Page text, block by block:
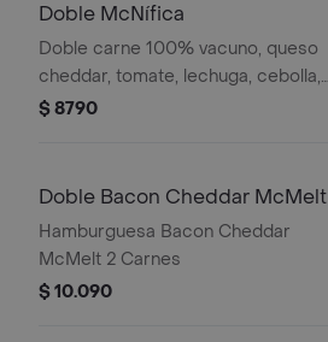
Doble McNífica
Doble carne 100% vacuno, queso
cheddar, tomate, lechuga, cebolla,
ketchup, mostaza y mayonesa
$ 8790
Doble Bacon Cheddar McMelt
Hamburguesa Bacon Cheddar
McMelt 2 Carnes
$ 10.090